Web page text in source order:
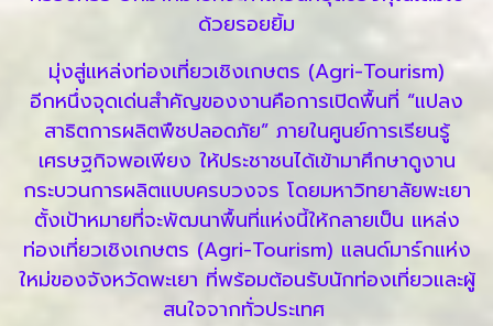
ด้วยรอยยิ้ม
มุ่งสู่แหล่งท่องเที่ยวเชิงเกษตร (Agri-Tourism)
อีกหนึ่งจุดเด่นสำคัญของงานคือการเปิดพื้นที่ “แปลง
สาธิตการผลิตพืชปลอดภัย” ภายในศูนย์การเรียนรู้
เศรษฐกิจพอเพียง ให้ประชาชนได้เข้ามาศึกษาดูงาน
กระบวนการผลิตแบบครบวงจร โดยมหาวิทยาลัยพะเยา
ตั้งเป้าหมายที่จะพัฒนาพื้นที่แห่งนี้ให้กลายเป็น แหล่ง
ท่องเที่ยวเชิงเกษตร (Agri-Tourism) แลนด์มาร์กแห่ง
ใหม่ของจังหวัดพะเยา ที่พร้อมต้อนรับนักท่องเที่ยวและผู้
สนใจจากทั่วประเทศ